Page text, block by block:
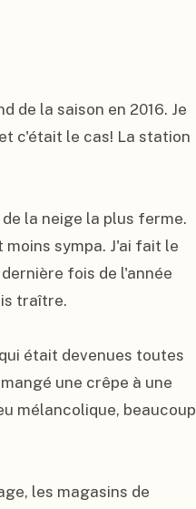
de la saison en 2016. Je
c'était le cas! La station
la neige la plus ferme.
sympa. J'ai fait le
fois de l'année
traître.
était devenues toutes
une crêpe à une
mélancolique, beaucoup
les magasins de